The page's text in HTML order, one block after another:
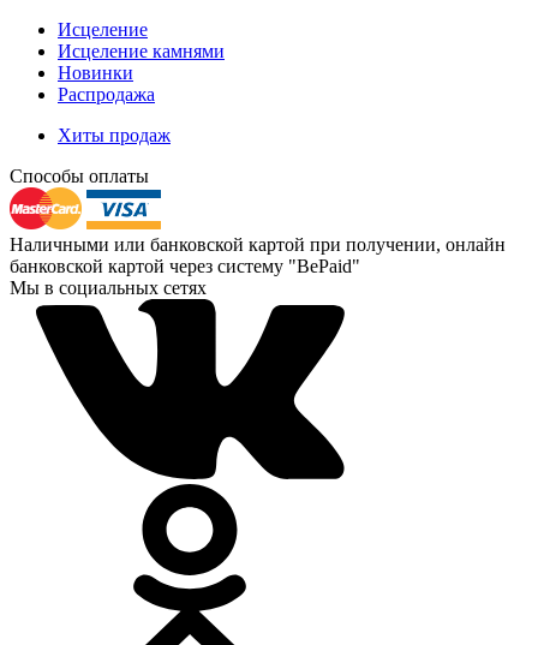
Исцеление
Исцеление камнями
Новинки
Распродажа
Хиты продаж
Способы оплаты
Наличными или банковской картой при получении, онлайн
банковской картой через систему "BePaid"
Мы в социальных сетях